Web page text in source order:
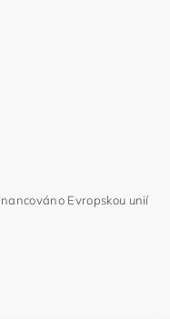
Evropskou unií